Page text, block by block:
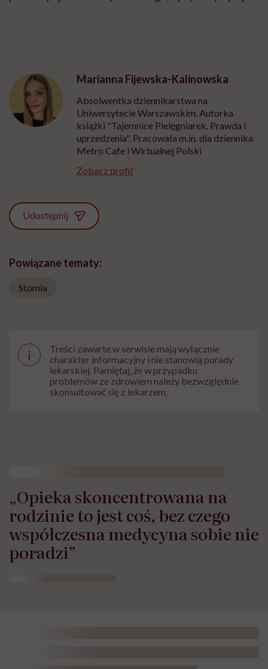
Marianna Fijewska-Kalinowska
Absolwentka dziennikarstwa na
Uniwersytecie Warszawskim. Autorka
książki "Tajemnice Pielęgniarek. Prawda i
uprzedzenia". Pracowała m.in. dla dziennika
Metro Cafe i Wirtualnej Polski
Zobacz profil
Udostępnij
Powiązane tematy:
Stomia
i
Treści zawarte w serwisie mają wyłącznie
charakter informacyjny i nie stanowią porady
lekarskiej. Pamiętaj, że w przypadku
problemów ze zdrowiem należy bezwzględnie
skonsultować się z lekarzem.
„Opieka skoncentrowana na
rodzinie to jest coś, bez czego
współczesna medycyna sobie nie
poradzi”